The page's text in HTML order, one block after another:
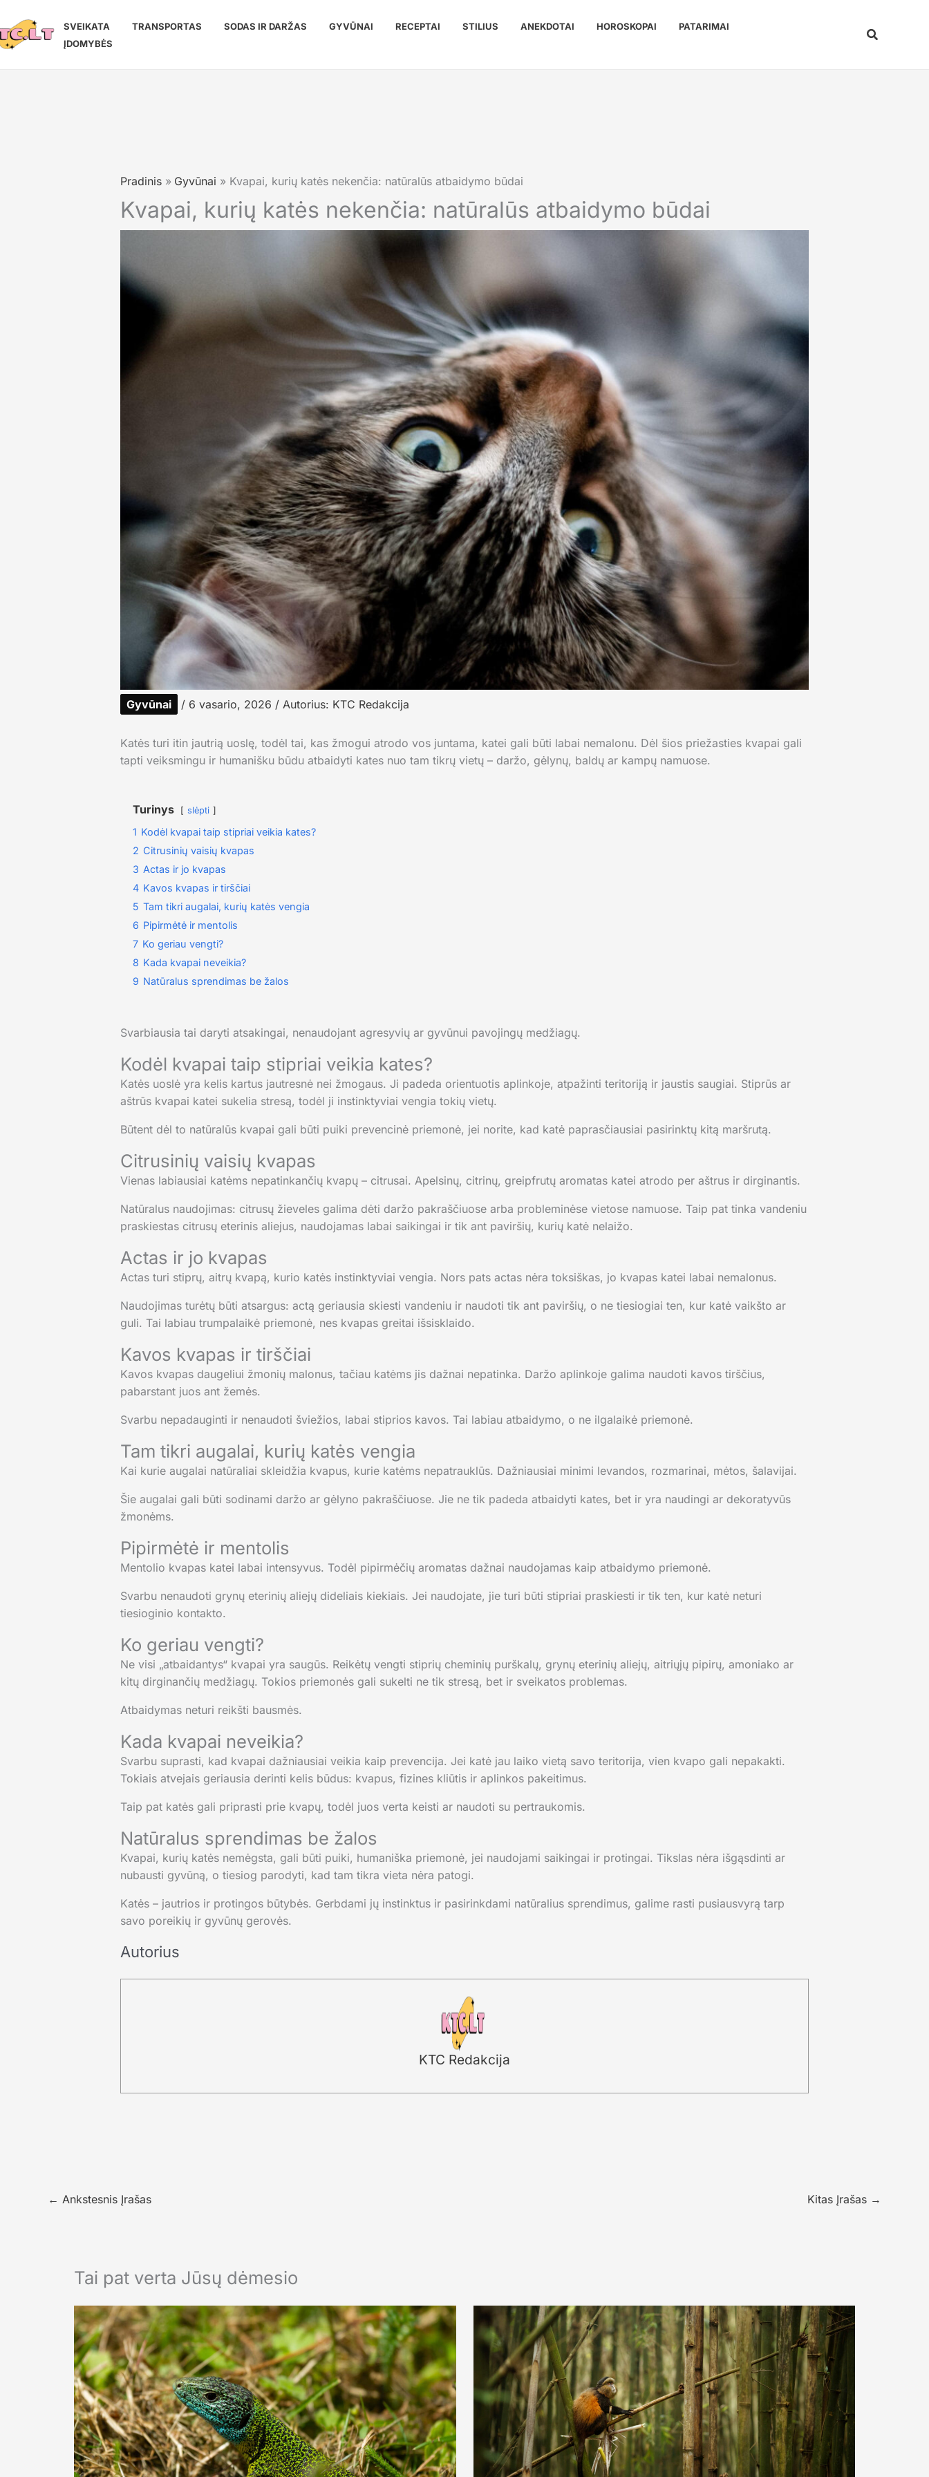
prie
turinio
SVEIKATA TRANSPORTAS SODAS IR DARŽAS GYVŪNAI RECEPTAI STILIUS ANEKDOTAI HOROSKOPAI
PATARIMAI
ĮDOMYBĖS
Paieška
Pradinis Gyvūnai Kvapai, kurių katės nekenčia: natūralūs atbaidymo būdai
Kvapai, kurių katės nekenčia: natūralūs atbaidymo būdai
Gyvūnai / 6 vasario, 2026 / Autorius: KTC Redakcija
Katės turi itin jautrią uoslę, todėl tai, kas žmogui atrodo vos juntama, katei gali būti labai nemalonu. Dėl šios priežasties kvapai gali
tapti veiksmingu ir humanišku būdu atbaidyti kates nuo tam tikrų vietų – daržo, gėlynų, baldų ar kampų namuose.
Turinys slėpti
1 Kodėl kvapai taip stipriai veikia kates?
2 Citrusinių vaisių kvapas
3 Actas ir jo kvapas
4 Kavos kvapas ir tirščiai
5 Tam tikri augalai, kurių katės vengia
6 Pipirmėtė ir mentolis
7 Ko geriau vengti?
8 Kada kvapai neveikia?
9 Natūralus sprendimas be žalos
Svarbiausia tai daryti atsakingai, nenaudojant agresyvių ar gyvūnui pavojingų medžiagų.
Kodėl kvapai taip stipriai veikia kates?
Katės uoslė yra kelis kartus jautresnė nei žmogaus. Ji padeda orientuotis aplinkoje, atpažinti teritoriją ir jaustis saugiai. Stiprūs ar
aštrūs kvapai katei sukelia stresą, todėl ji instinktyviai vengia tokių vietų.
Būtent dėl to natūralūs kvapai gali būti puiki prevencinė priemonė, jei norite, kad katė paprasčiausiai pasirinktų kitą maršrutą.
Citrusinių vaisių kvapas
Vienas labiausiai katėms nepatinkančių kvapų – citrusai. Apelsinų, citrinų, greipfrutų aromatas katei atrodo per aštrus ir dirginantis.
Natūralus naudojimas: citrusų žieveles galima dėti daržo pakraščiuose arba probleminėse vietose namuose. Taip pat tinka vandeniu
praskiestas citrusų eterinis aliejus, naudojamas labai saikingai ir tik ant paviršių, kurių katė nelaižo.
Actas ir jo kvapas
Actas turi stiprų, aitrų kvapą, kurio katės instinktyviai vengia. Nors pats actas nėra toksiškas, jo kvapas katei labai nemalonus.
Naudojimas turėtų būti atsargus: actą geriausia skiesti vandeniu ir naudoti tik ant paviršių, o ne tiesiogiai ten, kur katė vaikšto ar
guli. Tai labiau trumpalaikė priemonė, nes kvapas greitai išsisklaido.
Kavos kvapas ir tirščiai
Kavos kvapas daugeliui žmonių malonus, tačiau katėms jis dažnai nepatinka. Daržo aplinkoje galima naudoti kavos tirščius,
pabarstant juos ant žemės.
Svarbu nepadauginti ir nenaudoti šviežios, labai stiprios kavos. Tai labiau atbaidymo, o ne ilgalaikė priemonė.
Tam tikri augalai, kurių katės vengia
Kai kurie augalai natūraliai skleidžia kvapus, kurie katėms nepatrauklūs. Dažniausiai minimi levandos, rozmarinai, mėtos, šalavijai.
Šie augalai gali būti sodinami daržo ar gėlyno pakraščiuose. Jie ne tik padeda atbaidyti kates, bet ir yra naudingi ar dekoratyvūs
žmonėms.
Pipirmėtė ir mentolis
Mentolio kvapas katei labai intensyvus. Todėl pipirmėčių aromatas dažnai naudojamas kaip atbaidymo priemonė.
Svarbu nenaudoti grynų eterinių aliejų dideliais kiekiais. Jei naudojate, jie turi būti stipriai praskiesti ir tik ten, kur katė neturi
tiesioginio kontakto.
Ko geriau vengti?
Ne visi „atbaidantys“ kvapai yra saugūs. Reikėtų vengti stiprių cheminių purškalų, grynų eterinių aliejų, aitriųjų pipirų, amoniako ar
kitų dirginančių medžiagų. Tokios priemonės gali sukelti ne tik stresą, bet ir sveikatos problemas.
Atbaidymas neturi reikšti bausmės.
Kada kvapai neveikia?
Svarbu suprasti, kad kvapai dažniausiai veikia kaip prevencija. Jei katė jau laiko vietą savo teritorija, vien kvapo gali nepakakti.
Tokiais atvejais geriausia derinti kelis būdus: kvapus, fizines kliūtis ir aplinkos pakeitimus.
Taip pat katės gali priprasti prie kvapų, todėl juos verta keisti ar naudoti su pertraukomis.
Natūralus sprendimas be žalos
Kvapai, kurių katės nemėgsta, gali būti puiki, humaniška priemonė, jei naudojami saikingai ir protingai. Tikslas nėra išgąsdinti ar
nubausti gyvūną, o tiesiog parodyti, kad tam tikra vieta nėra patogi.
Katės – jautrios ir protingos būtybės. Gerbdami jų instinktus ir pasirinkdami natūralius sprendimus, galime rasti pusiausvyrą tarp
savo poreikių ir gyvūnų gerovės.
Autorius
KTC Redakcija
← Ankstesnis Įrašas Kitas Įrašas →
Tai pat verta Jūsų dėmesio